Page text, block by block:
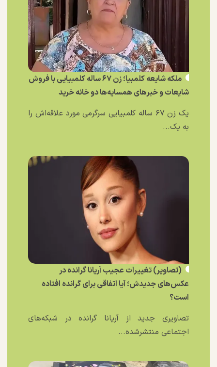
ملکه شایعه کلمبیا؛ زن ۶۷ ساله کلمبیایی با فروش
شایعات و خبر‌های همسایه‌ها دو خانه خرید
یک زن ۶۷ ساله کلمبیایی سرگرمی مورد علاقه‌اش را
به یک...
(تصاویر) تغییرات عجیب آریانا گرانده در
عکس‌های جدیدش؛ آیا اتفاقی برای گرانده افتاده
است؟
تصاویری جدید از آریانا گرانده در شبکه‌های
اجتماعی منتشرشده...